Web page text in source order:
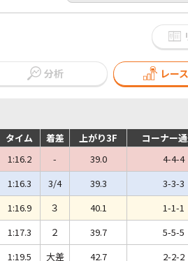
分析 レー
タイム 着差 上がり3F コーナー
1:16.2 - 39.0 4-4-4
1:16.3 3/4 39.3 3-3-3
1:16.9 ３ 40.1 1-1-1
1:17.3 ２ 39.7 5-5-5
1:19.5 大差 42.7 2-2-2